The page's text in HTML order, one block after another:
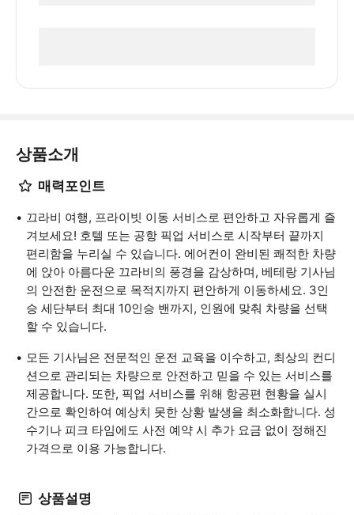
상품소개
매력포인트
끄라비 여행, 프라이빗 이동 서비스로 편안하고 자유롭게 즐
겨보세요! 호텔 또는 공항 픽업 서비스로 시작부터 끝까지
편리함을 누리실 수 있습니다. 에어컨이 완비된 쾌적한 차량
에 앉아 아름다운 끄라비의 풍경을 감상하며, 베테랑 기사님
의 안전한 운전으로 목적지까지 편안하게 이동하세요. 3인
승 세단부터 최대 10인승 밴까지, 인원에 맞춰 차량을 선택
할 수 있습니다.
모든 기사님은 전문적인 운전 교육을 이수하고, 최상의 컨디
션으로 관리되는 차량으로 안전하고 믿을 수 있는 서비스를
제공합니다. 또한, 픽업 서비스를 위해 항공편 현황을 실시
간으로 확인하여 예상치 못한 상황 발생을 최소화합니다. 성
수기나 피크 타임에도 사전 예약 시 추가 요금 없이 정해진
가격으로 이용 가능합니다.
상품설명